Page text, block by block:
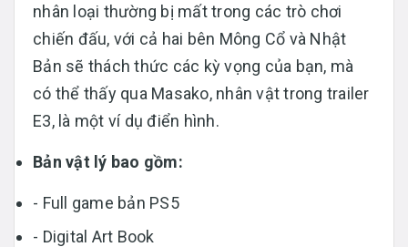
nhân loại thường bị mất trong các trò chơi
chiến đấu, với cả hai bên Mông Cổ và Nhật
Bản sẽ thách thức các kỳ vọng của bạn, mà
có thể thấy qua Masako, nhân vật trong trailer
E3, là một ví dụ điển hình.
Bản vật lý bao gồm:
- Full game bản PS5
- Digital Art Book